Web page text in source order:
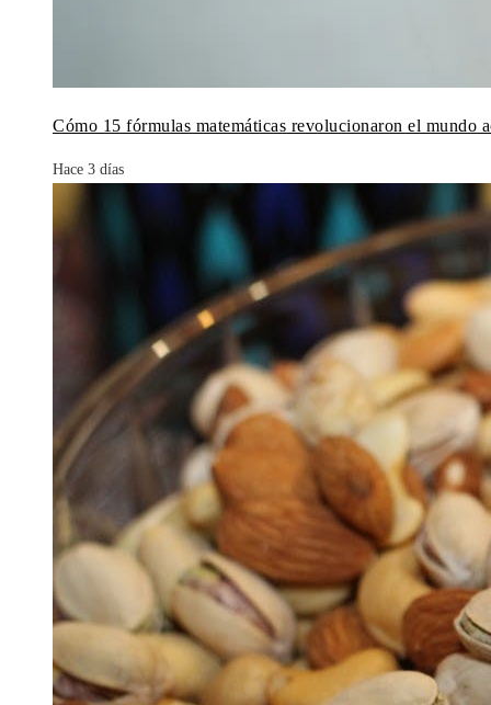
Cómo 15 fórmulas matemáticas revolucionaron el mundo
Hace 3 días